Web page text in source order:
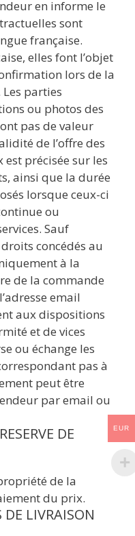
en informe le
sont
française.
elles font l’objet
lors de la
parties
ou photos des
pas de valeur
de l’offre des
précisée sur les
ainsi que la durée
lorsque ceux-ci
ou
Sauf
concédés au
à la
de la commande
email
aux dispositions
et de vices
ou échange les
pas à
peut être
par email ou
DE
de la
du prix.
LIVRAISON
EUR